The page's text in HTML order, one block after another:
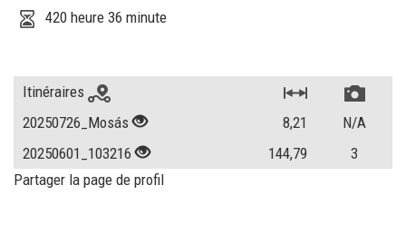
420 heure 36 minute
Itinéraires
20250726_Mosás
8,21
N/A
20250601_103216
144,79
3
Partager la page de profil